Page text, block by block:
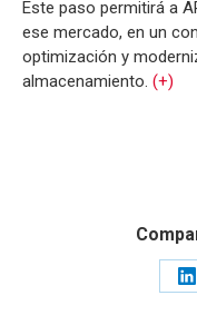
Este paso permitirá a
ese mercado, en un
optimización y
almacenamiento. (+)